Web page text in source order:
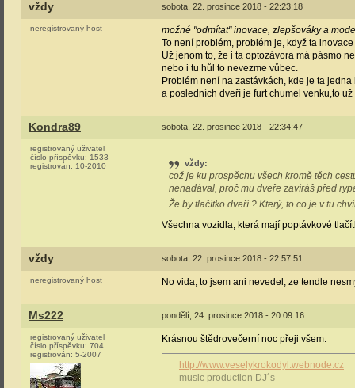
vždy sobota, 22. prosince 2018 - 22:23:18
neregistrovaný host
možné "odmítat" inovace, zlepšováky a
To není problém, problém je, když ta
Už jenom to, že i ta optozávora má pásmo
nebo i tu hůl to nevezme vůbec.
Problém není na zastávkách, kde je ta
a posledních dveří je furt chumel venku,to
Kondra89 sobota, 22. prosince 2018 - 22:34:47
registrovaný uživatel
číslo příspěvku: 1533
registrován: 10-2010 vždy:
což je ku prospěchu všech kromě těch
nenadával, proč mu dveře zavíráš před
Že by tlačítko dveří ? Který, to co je v tu
Všechna vozidla, která mají poptávkové
vždy sobota, 22. prosince 2018 - 22:57:51
neregistrovaný host No vida, to jsem ani nevedel, ze tendle
Ms222 pondělí, 24. prosince 2018 - 20:09:16
registrovaný uživatel
číslo příspěvku: 704
registrován: 5-2007
Krásnou štědrovečerní noc přeji všem.
http://www.veselykrokodyl.webnode.cz
music production DJ´s